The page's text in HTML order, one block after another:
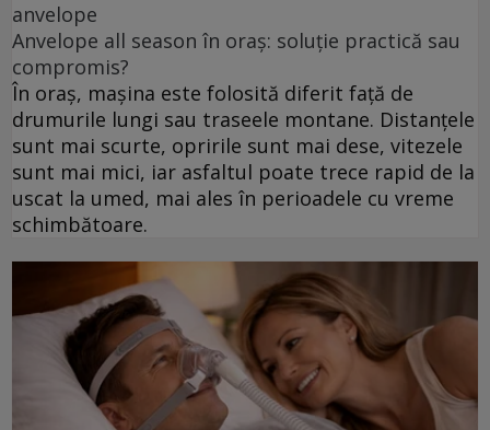
anvelope
Anvelope all season în oraș: soluție practică sau
compromis?
În oraș, mașina este folosită diferit față de
drumurile lungi sau traseele montane. Distanțele
sunt mai scurte, opririle sunt mai dese, vitezele
sunt mai mici, iar asfaltul poate trece rapid de la
uscat la umed, mai ales în perioadele cu vreme
schimbătoare.